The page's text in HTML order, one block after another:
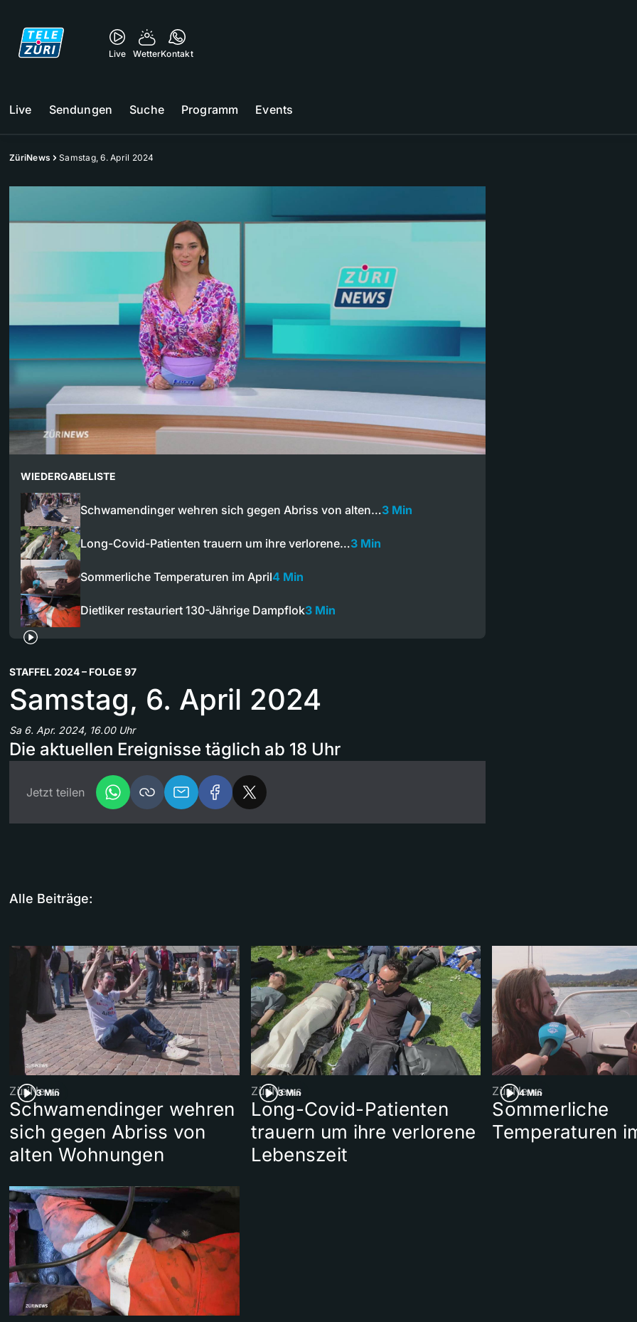
Live WetterKontakt
Live Sendungen Suche Programm Events
ZüriNews Samstag, 6. April 2024
WIEDERGABELISTE
Schwamendinger wehren sich gegen Abriss von alten…3 Min
Long-Covid-Patienten trauern um ihre verlorene…3 Min
Sommerliche Temperaturen im April4 Min
Dietliker restauriert 130-Jährige Dampflok3 Min
STAFFEL 2024 – FOLGE 97
Samstag, 6. April 2024
Sa 6. Apr. 2024, 16.00 Uhr
Die aktuellen Ereignisse täglich ab 18 Uhr
Jetzt teilen
Alle Beiträge:
3 Min
ZüriNews
Schwamendinger wehren
sich gegen Abriss von
alten Wohnungen
3 Min
ZüriNews
Long-Covid-Patienten
trauern um ihre verlorene
Lebenszeit
4 Min
ZüriNews
Sommerliche
Temperaturen